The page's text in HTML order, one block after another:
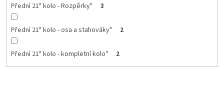
Přední 21" kolo - Rozpěrky" 3
Přední 21" kolo - osa a stahováky" 2
Přední 21" kolo - kompletní kolo" 2